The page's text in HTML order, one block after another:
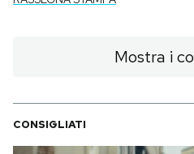
Mostra i
CONSIGLIATI